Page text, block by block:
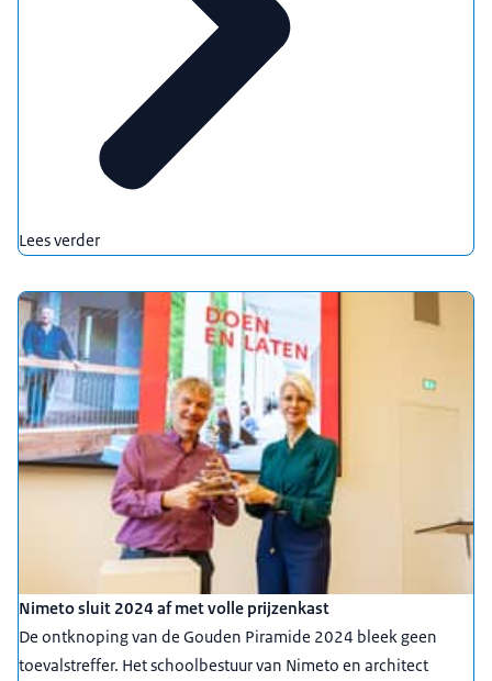
Lees verder
Nimeto sluit 2024 af met volle prijzenkast
De ontknoping van de Gouden Piramide 2024 bleek geen
toevalstreffer. Het schoolbestuur van Nimeto en architect